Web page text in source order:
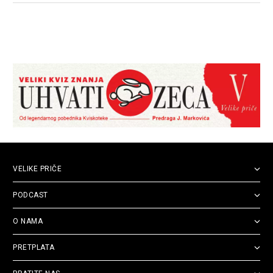
VELIKE PRIČE
PODCAST
O NAMA
PRETPLATA